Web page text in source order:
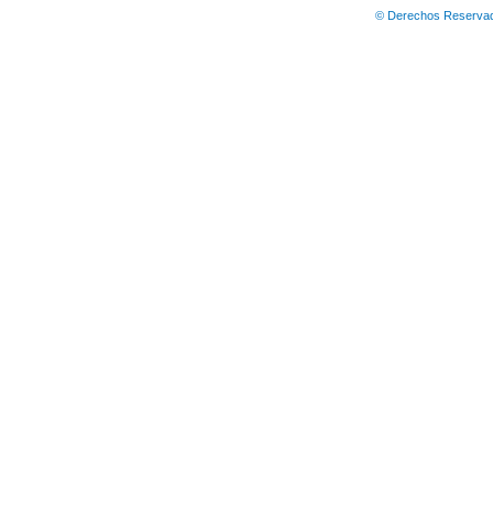
© Derechos